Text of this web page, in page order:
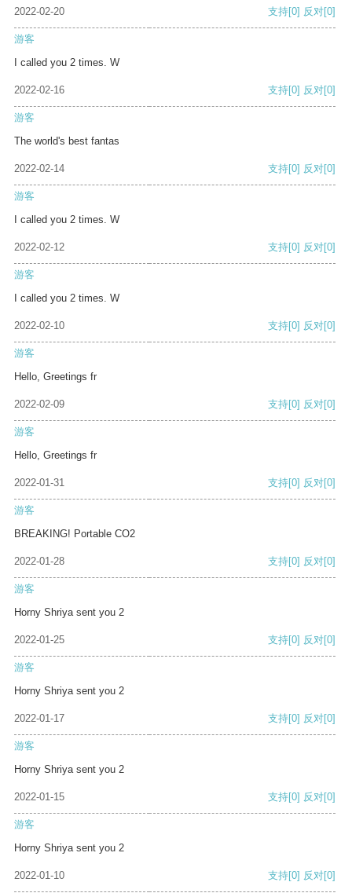
2022-02-20 支持[0] 反对[0]
游客
I called you 2 times. W
2022-02-16 支持[0] 反对[0]
游客
The world's best fantas
2022-02-14 支持[0] 反对[0]
游客
I called you 2 times. W
2022-02-12 支持[0] 反对[0]
游客
I called you 2 times. W
2022-02-10 支持[0] 反对[0]
游客
Hello, Greetings fr
2022-02-09 支持[0] 反对[0]
游客
Hello, Greetings fr
2022-01-31 支持[0] 反对[0]
游客
BREAKING! Portable CO2
2022-01-28 支持[0] 反对[0]
游客
Horny Shriya sent you 2
2022-01-25 支持[0] 反对[0]
游客
Horny Shriya sent you 2
2022-01-17 支持[0] 反对[0]
游客
Horny Shriya sent you 2
2022-01-15 支持[0] 反对[0]
游客
Horny Shriya sent you 2
2022-01-10 支持[0] 反对[0]